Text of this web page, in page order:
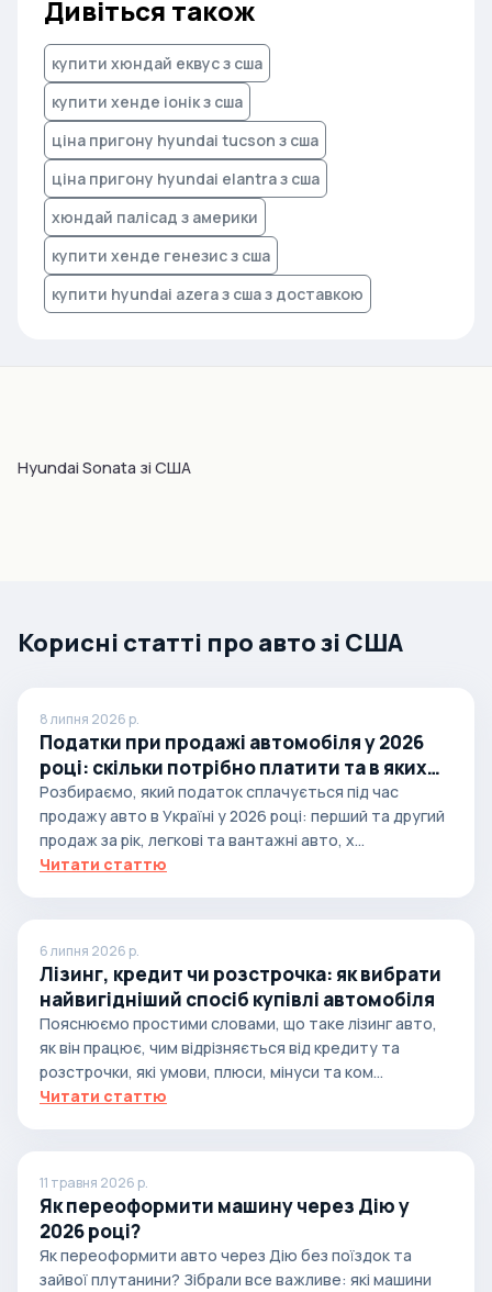
Дивіться також
купити хюндай еквус з сша
купити хенде іонік з сша
ціна пригону hyundai tucson з сша
ціна пригону hyundai elantra з сша
хюндай палісад з америки
купити хенде генезис з сша
купити hyundai azera з сша з доставкою
Hyundai Sonata зі США
Корисні статті про авто зі США
8 липня 2026 р.
Податки при продажі автомобіля у 2026
році: скільки потрібно платити та в яких
випадках
Розбираємо, який податок сплачується під час
продажу авто в Україні у 2026 році: перший та другий
продаж за рік, легкові та вантажні авто, х...
Читати статтю
6 липня 2026 р.
Лізинг, кредит чи розстрочка: як вибрати
найвигідніший спосіб купівлі автомобіля
Пояснюємо простими словами, що таке лізинг авто,
як він працює, чим відрізняється від кредиту та
розстрочки, які умови, плюси, мінуси та ком...
Читати статтю
11 травня 2026 р.
Як переоформити машину через Дію у
2026 році?
Як переоформити авто через Дію без поїздок та
зайвої плутанини? Зібрали все важливе: які машини